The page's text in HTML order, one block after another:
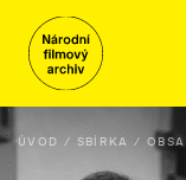
ÚVOD SBÍRKA